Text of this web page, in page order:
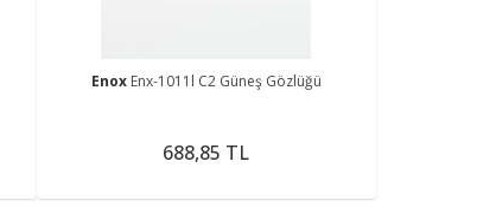
Enox Enx-1011l C2 Güneş Gözlüğü
688,85 TL